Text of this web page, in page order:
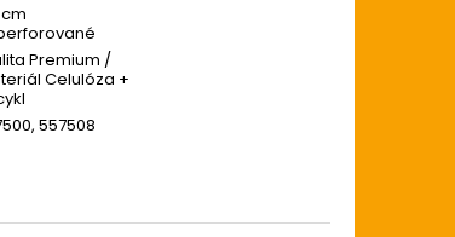
Premium /
Celulóza +
557508